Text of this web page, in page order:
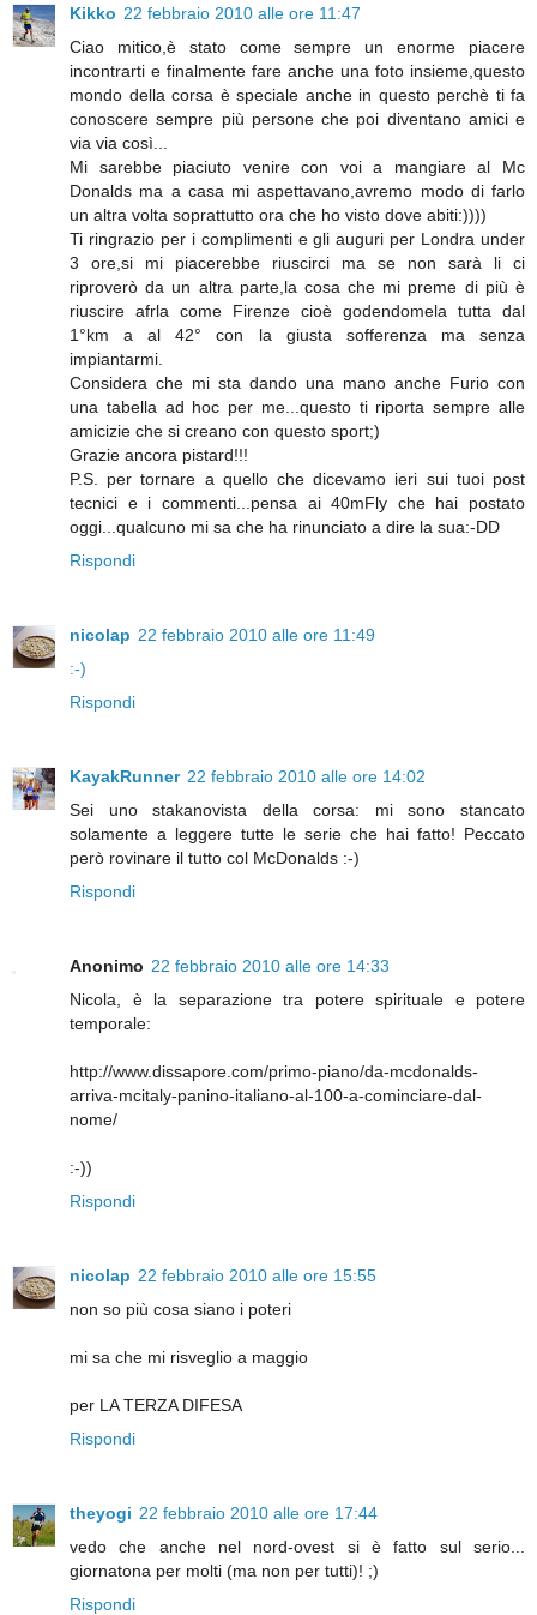
Kikko 22 febbraio 2010 alle ore 11:47
Ciao mitico,è stato come sempre un enorme piacere
incontrarti e finalmente fare anche una foto insieme,questo
mondo della corsa è speciale anche in questo perchè ti fa
conoscere sempre più persone che poi diventano amici e
via via così...
Mi sarebbe piaciuto venire con voi a mangiare al Mc
Donalds ma a casa mi aspettavano,avremo modo di farlo
un altra volta soprattutto ora che ho visto dove abiti:))))
Ti ringrazio per i complimenti e gli auguri per Londra under
3 ore,si mi piacerebbe riuscirci ma se non sarà li ci
riproverò da un altra parte,la cosa che mi preme di più è
riuscire afrla come Firenze cioè godendomela tutta dal
1°km a al 42° con la giusta sofferenza ma senza
impiantarmi.
Considera che mi sta dando una mano anche Furio con
una tabella ad hoc per me...questo ti riporta sempre alle
amicizie che si creano con questo sport;)
Grazie ancora pistard!!!
P.S. per tornare a quello che dicevamo ieri sui tuoi post
tecnici e i commenti...pensa ai 40mFly che hai postato
oggi...qualcuno mi sa che ha rinunciato a dire la sua:-DD
Rispondi
nicolap 22 febbraio 2010 alle ore 11:49
:-)
Rispondi
KayakRunner 22 febbraio 2010 alle ore 14:02
Sei uno stakanovista della corsa: mi sono stancato
solamente a leggere tutte le serie che hai fatto! Peccato
però rovinare il tutto col McDonalds :-)
Rispondi
Anonimo 22 febbraio 2010 alle ore 14:33
Nicola, è la separazione tra potere spirituale e potere
temporale:
http://www.dissapore.com/primo-piano/da-mcdonalds-
arriva-mcitaly-panino-italiano-al-100-a-cominciare-dal-
nome/
:-))
Rispondi
nicolap 22 febbraio 2010 alle ore 15:55
non so più cosa siano i poteri
mi sa che mi risveglio a maggio
per LA TERZA DIFESA
Rispondi
theyogi 22 febbraio 2010 alle ore 17:44
vedo che anche nel nord-ovest si è fatto sul serio...
giornatona per molti (ma non per tutti)! ;)
Rispondi